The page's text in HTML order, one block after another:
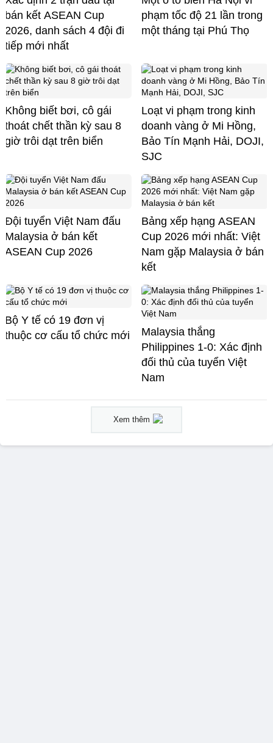
bán kết ASEAN Cup
2026, danh sách 4 đội đi
tiếp mới nhất
phạm tốc độ 21 lần trong
một tháng tại Phú Thọ
Không biết bơi, cô gái
thoát chết thần kỳ sau 8
giờ trôi dạt trên biển
Loạt vi phạm trong kinh
doanh vàng ở Mi Hồng,
Bảo Tín Mạnh Hải, DOJI,
SJC
Đội tuyển Việt Nam đấu
Malaysia ở bán kết
ASEAN Cup 2026
Bảng xếp hạng ASEAN
Cup 2026 mới nhất: Việt
Nam gặp Malaysia ở bán
kết
Bộ Y tế có 19 đơn vị
thuộc cơ cấu tổ chức mới
Malaysia thắng
Philippines 1-0: Xác định
đối thủ của tuyển Việt
Nam
Xem thêm